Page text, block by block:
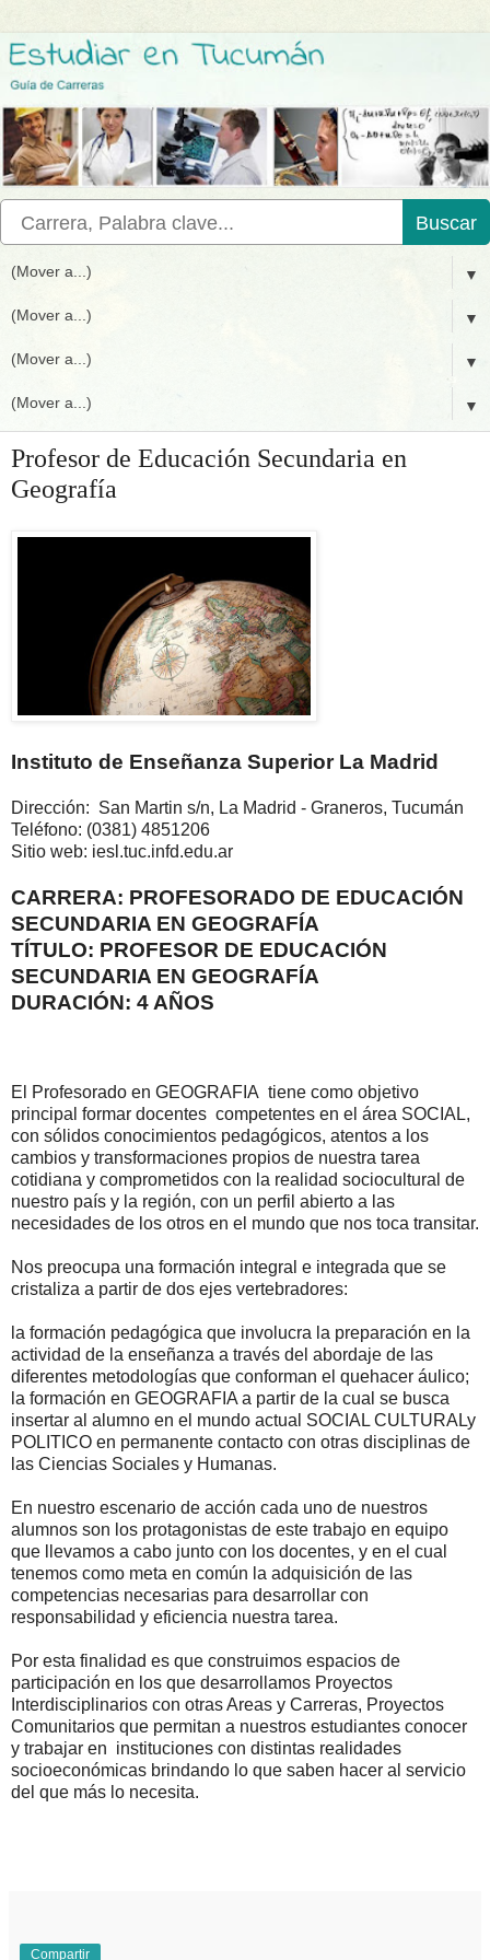
Buscar
▼
▼
▼
▼
Profesor de Educación Secundaria en
Geografía
Instituto de Enseñanza Superior La Madrid
Dirección: San Martin s/n, La Madrid - Graneros, Tucumán
Teléfono: (0381) 4851206
Sitio web: iesl.tuc.infd.edu.ar
CARRERA: PROFESORADO DE EDUCACIÓN
SECUNDARIA EN GEOGRAFÍA
TÍTULO: PROFESOR DE EDUCACIÓN
SECUNDARIA EN GEOGRAFÍA
DURACIÓN: 4 AÑOS
El Profesorado en GEOGRAFIA tiene como objetivo
principal formar docentes competentes en el área SOCIAL,
con sólidos conocimientos pedagógicos, atentos a los
cambios y transformaciones propios de nuestra tarea
cotidiana y comprometidos con la realidad sociocultural de
nuestro país y la región, con un perfil abierto a las
necesidades de los otros en el mundo que nos toca transitar.
Nos preocupa una formación integral e integrada que se
cristaliza a partir de dos ejes vertebradores:
la formación pedagógica que involucra la preparación en la
actividad de la enseñanza a través del abordaje de las
diferentes metodologías que conforman el quehacer áulico;
la formación en GEOGRAFIA a partir de la cual se busca
insertar al alumno en el mundo actual SOCIAL CULTURALy
POLITICO en permanente contacto con otras disciplinas de
las Ciencias Sociales y Humanas.
En nuestro escenario de acción cada uno de nuestros
alumnos son los protagonistas de este trabajo en equipo
que llevamos a cabo junto con los docentes, y en el cual
tenemos como meta en común la adquisición de las
competencias necesarias para desarrollar con
responsabilidad y eficiencia nuestra tarea.
Por esta finalidad es que construimos espacios de
participación en los que desarrollamos Proyectos
Interdisciplinarios con otras Areas y Carreras, Proyectos
Comunitarios que permitan a nuestros estudiantes conocer
y trabajar en instituciones con distintas realidades
socioeconómicas brindando lo que saben hacer al servicio
del que más lo necesita.
Compartir